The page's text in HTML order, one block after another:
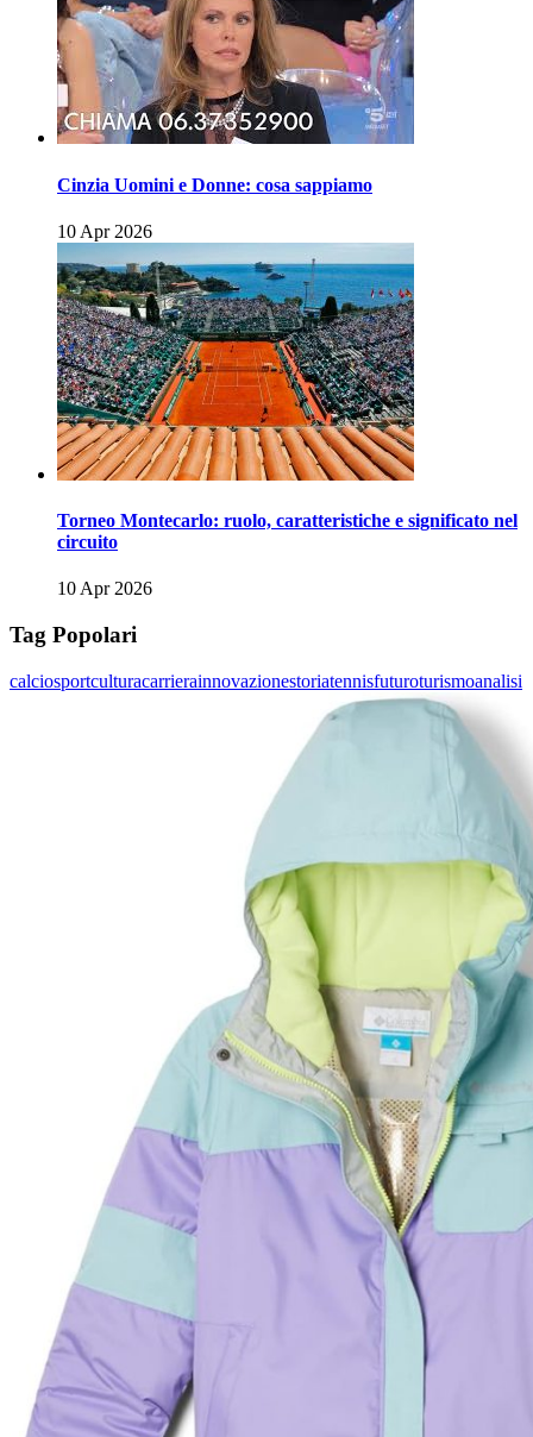
Cinzia Uomini e Donne: cosa sappiamo
10 Apr 2026
Torneo Montecarlo: ruolo, caratteristiche e significato nel
circuito
10 Apr 2026
Tag Popolari
calciosportculturacarrierainnovazionestoriatennisfuturoturismoanalisi